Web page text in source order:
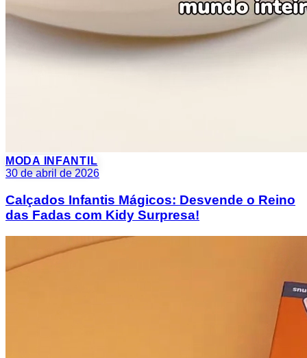
MODA INFANTIL
30 de abril de 2026
Calçados Infantis Mágicos: Desvende o Reino
das Fadas com Kidy Surpresa!